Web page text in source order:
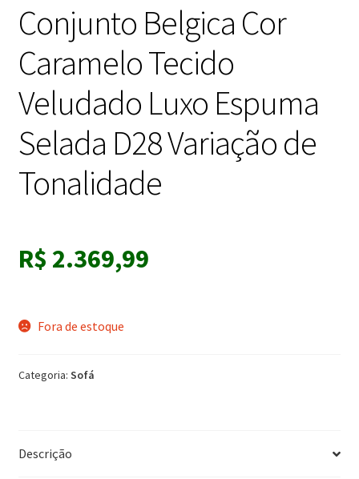
Conjunto Belgica Cor
Caramelo Tecido
Veludado Luxo Espuma
Selada D28 Variação de
Tonalidade
R$ 2.369,99
Fora de estoque
Categoria: Sofá
Descrição